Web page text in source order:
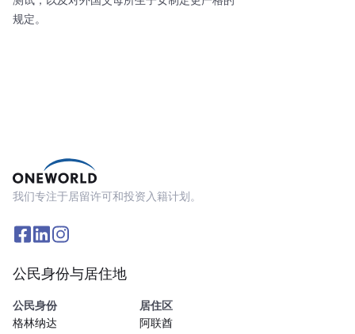
规定。
我们专注于居留许可和投资入籍计划。
公民身份与居住地
公民身份
格林纳达
居住区
阿联酋